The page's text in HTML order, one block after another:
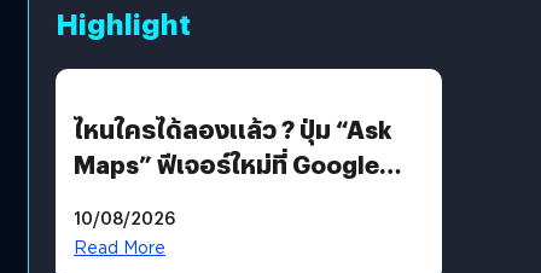
Highlight
ไหนใครได้ลองแล้ว ? ปุ่ม “Ask
Maps” ฟีเจอร์ใหม่ที่ Google
คุยกับแผนที่ได้แล้ว
10/08/2026
Read More